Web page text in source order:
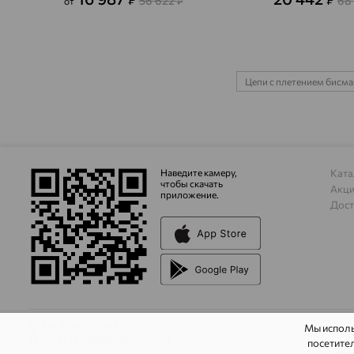
Цепи с плетением
Наведите камеру,
чтобы скачать
приложение.
Мы